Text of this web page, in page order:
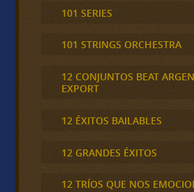
101 SERIES
101 STRINGS ORCHESTRA
12 CONJUNTOS BEAT
EXPORT
12 ÉXITOS BAILABLES
12 GRANDES ÉXITOS
12 TRÍOS QUE NOS